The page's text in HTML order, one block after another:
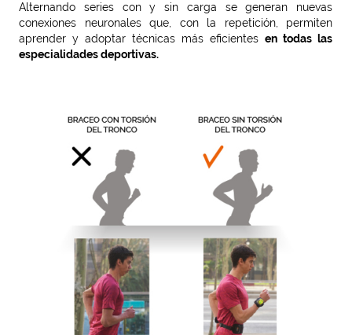
Alternando series con y sin carga se generan nuevas
conexiones neuronales que, con la repetición, permiten
aprender y adoptar técnicas más eficientes en todas las
especialidades deportivas.